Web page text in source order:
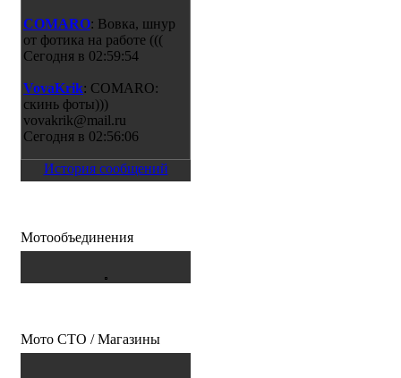
COMARO: Вовка, шнур
от фотика на работе (((
Сегодня в 02:59:54
VovaKrik: COMARO:
скинь фоты)))
vovakrik@mail.ru
Сегодня в 02:56:06
COMARO: julya1306, как
там Сургут? ЖЖот
Gwolf: СТРОЙСЯ-
ЧЁРНЫЙ ФЛАГ!!! МЫ
julya1306: Забавно- день
История сообщений
Мотообъединения
Мото СТО / Магазины